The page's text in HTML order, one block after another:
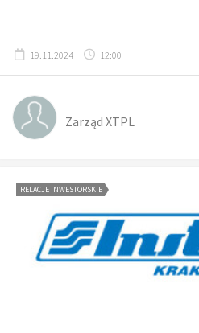
19.11.2024 12:00
Zarząd XTPL
RELACJE INWESTORSKIE